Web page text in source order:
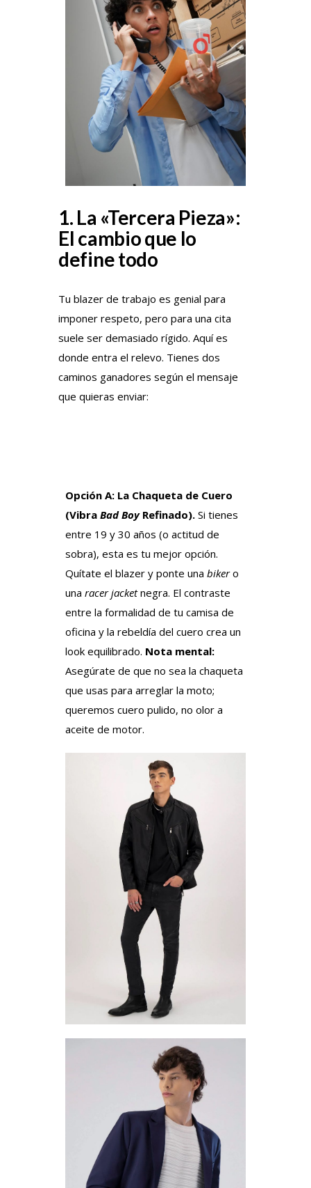
1. La «Tercera Pieza»:
El cambio que lo
define todo
Tu blazer de trabajo es genial para
imponer respeto, pero para una cita
suele ser demasiado rígido. Aquí es
donde entra el relevo. Tienes dos
caminos ganadores según el mensaje
que quieras enviar:
Opción A: La Chaqueta de Cuero
(Vibra Bad BoyRefinado). Si tienes
entre 19 y 30 años (o actitud de
sobra), esta es tu mejor opción.
Quítate el blazer y ponte una bikero
una racer jacketnegra. El contraste
entre la formalidad de tu camisa de
oficina y la rebeldía del cuero crea un
look equilibrado. Nota mental:
Asegúrate de que no sea la chaqueta
que usas para arreglar la moto;
queremos cuero pulido, no olor a
aceite de motor.